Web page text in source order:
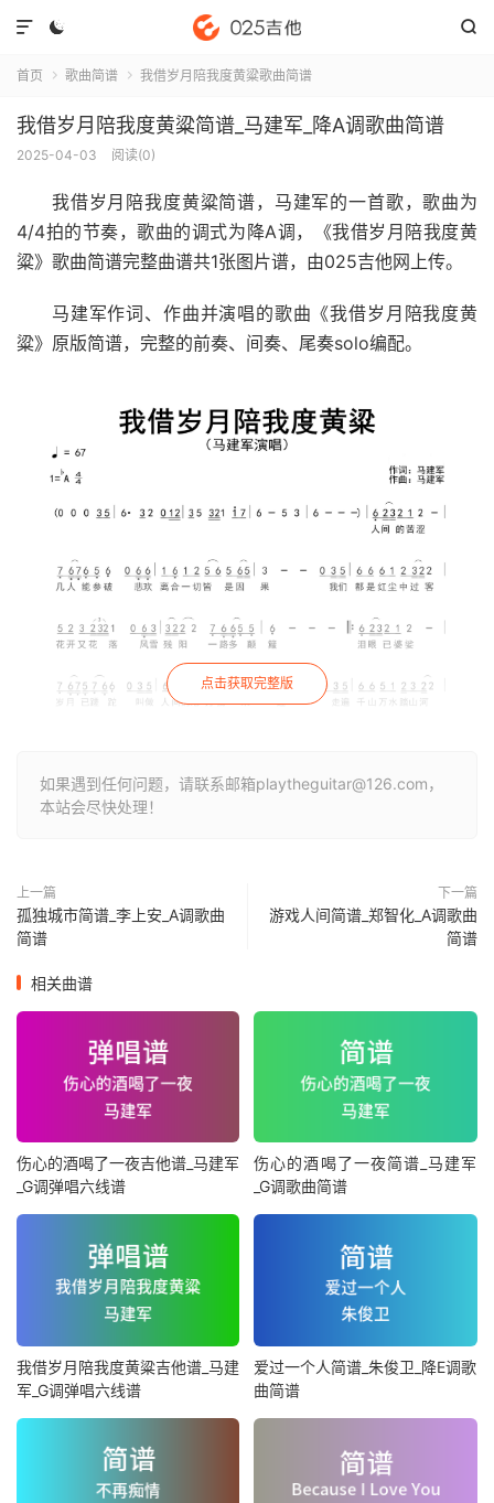
 

首页  歌曲简谱  我借岁月陪我度黄粱歌曲简谱
我借岁月陪我度黄粱简谱_马建军_降A调歌曲简谱
2025-04-03 阅读(0)
我借岁月陪我度黄粱简谱，马建军的一首歌，歌曲为
4/4拍的节奏，歌曲的调式为降A调，《我借岁月陪我度黄
粱》歌曲简谱完整曲谱共1张图片谱，由025吉他网上传。
马建军作词、作曲并演唱的歌曲《我借岁月陪我度黄
粱》原版简谱，完整的前奏、间奏、尾奏solo编配。
点击获取完整版
如果遇到任何问题，请联系邮箱playtheguitar@126.com，
本站会尽快处理！
上一篇
孤独城市简谱_李上安_A调歌曲
简谱
下一篇
游戏人间简谱_郑智化_A调歌曲
简谱
相关曲谱
伤心的酒喝了一夜吉他谱_马建军
_G调弹唱六线谱
伤心的酒喝了一夜简谱_马建军
_G调歌曲简谱
我借岁月陪我度黄粱吉他谱_马建
军_G调弹唱六线谱
爱过一个人简谱_朱俊卫_降E调歌
曲简谱